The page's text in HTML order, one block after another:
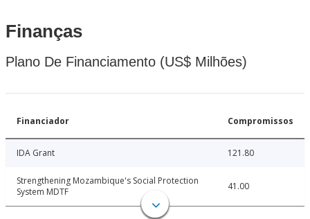
Finanças
Plano De Financiamento (US$ Milhões)
Financiador Compromissos
IDA Grant 121.80
Strengthening Mozambique's Social Protection
System MDTF
41.00